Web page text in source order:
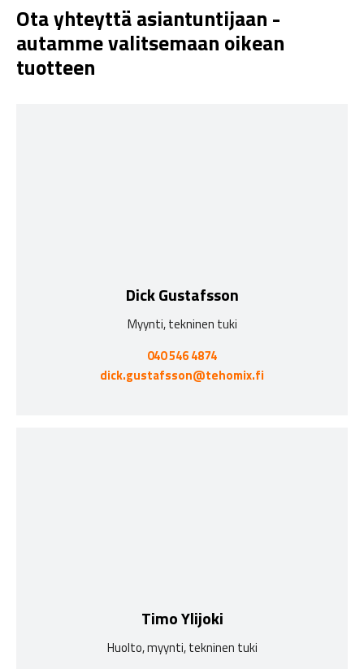
Ota yhteyttä asiantuntijaan -
autamme valitsemaan oikean
tuotteen
Dick Gustafsson
Myynti, tekninen tuki
040 546 4874
dick.gustafsson@tehomix.fi
Timo Ylijoki
Huolto, myynti, tekninen tuki